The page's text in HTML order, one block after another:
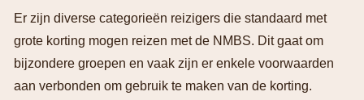
Er zijn diverse categorieën reizigers die standaard met
grote korting mogen reizen met de NMBS. Dit gaat om
bijzondere groepen en vaak zijn er enkele voorwaarden
aan verbonden om gebruik te maken van de korting.